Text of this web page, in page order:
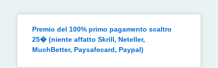
Premio del 100% primo pagamento scaltro
25� (niente affatto Skrill, Neteller,
MuchBetter, Paysafecard, Paypal)